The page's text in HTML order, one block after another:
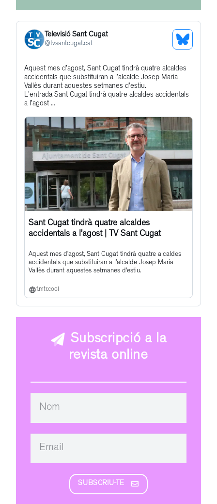
Televisió Sant Cugat
@tvsantcugat.cat
See
Profile
Get
to
this
post
Aquest mes d’agost, Sant Cugat tindrà quatre alcaldes
accidentals que substituiran a l’alcalde Josep Maria
Vallès durant aquestes setmanes d’estiu.
L'entrada Sant Cugat tindrà quatre alcaldes accidentals
a l’agost ...
Sant Cugat tindrà quatre alcaldes
accidentals a l’agost | TV Sant Cugat
Aquest mes d’agost, Sant Cugat tindrà quatre alcaldes
accidentals que substituiran a l’alcalde Josep Maria
Vallès durant aquestes setmanes d’estiu.
f.mtr.cool
Subscripció a la
revista online
SUBSCRIU-TE